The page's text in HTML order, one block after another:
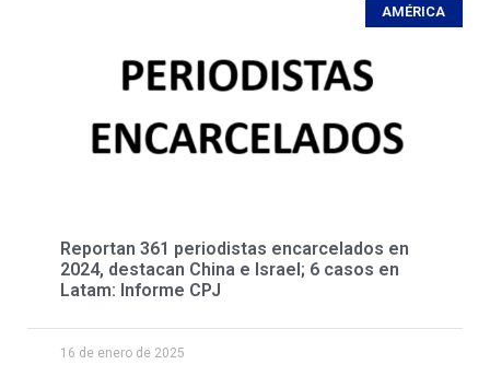
AMÉRICA
Reportan 361 periodistas encarcelados en
2024, destacan China e Israel; 6 casos en
Latam: Informe CPJ
16 de enero de 2025